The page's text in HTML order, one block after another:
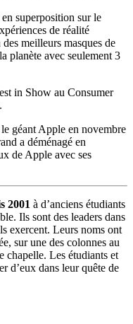
superposition sur le
de réalité
meilleurs masques de
planète avec seulement 3
in Show au Consumer
géant Apple en novembre
a déménagé en
de Apple avec ses
2001 à d’anciens étudiants
Ils sont des leaders dans
exercent. Leurs noms ont
sur une des colonnes au
chapelle. Les étudiants et
d’eux dans leur quête de